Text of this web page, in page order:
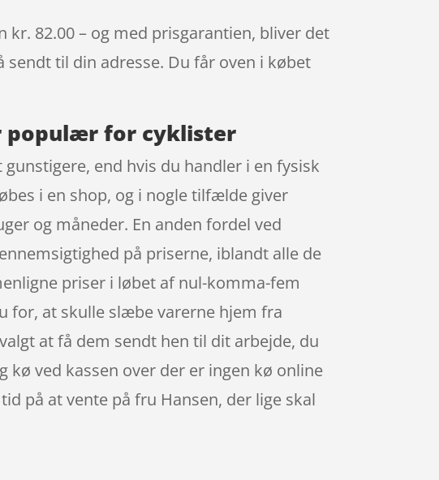
kr. 82.00 – og med prisgarantien, bliver det
til din adresse. Du får oven i købet
populær for cyklister
end hvis du handler i en fysisk
i en shop, og i nogle tilfælde giver
og måneder. En anden fordel ved
på priserne, iblandt alle de
priser i løbet af nul-komma-fem
for, at skulle slæbe varerne hjem fra
at få dem sendt hen til dit arbejde, du
kø ved kassen over der er ingen kø online
på at vente på fru Hansen, der lige skal